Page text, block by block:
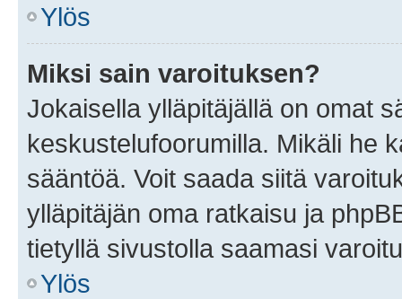
Ylös
Miksi sain varoituksen?
Jokaisella ylläpitäjällä on omat
keskustelufoorumilla. Mikäli he
sääntöä. Voit saada siitä
ylläpitäjän oma ratkaisu ja
tietyllä sivustolla saamasi
Ylös